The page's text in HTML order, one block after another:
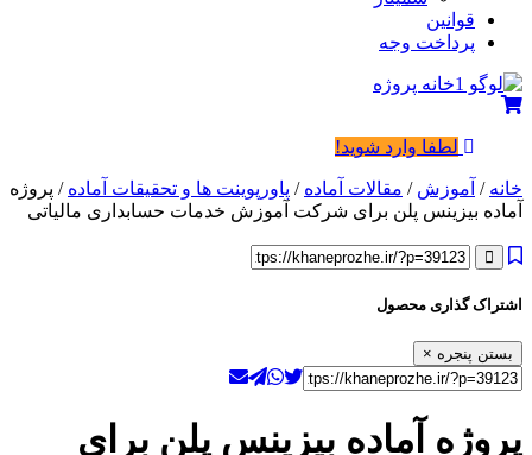
قوانین
پرداخت وجه
لطفا وارد شوید!
خانه / آموزش / مقالات آماده / پاورپوینت ها و تحقیقات آماده / پروژه
آماده بیزینس پلن برای شرکت آموزش خدمات حسابداری مالیاتی
اشتراک گذاری محصول
بستن پنجره ×
پروژه آماده بیزینس پلن برای